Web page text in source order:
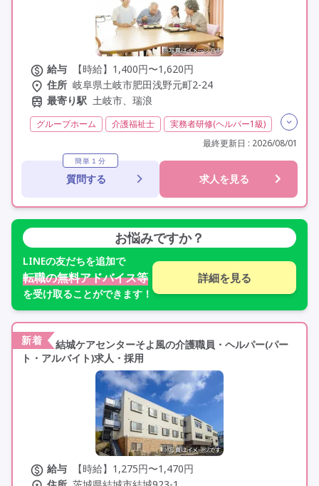
給与
【時給】1,400円〜1,620円
住所 岐阜県土岐市肥田浅野元町2-24
最寄り駅 土岐市、瑞浪
グループホーム 介護福祉士
実務者研修(ヘルパー1級)
非常勤
学歴不問
定年60歳以上
定年65歳以上 車通勤可
最終更新日 : 2026/08/01
簡単１分
質問する 求人を見る
お悩みですか？
LINEの友だちを追加で
転職の無料アドバイス等
を受け取ることができます！
詳細を見る
新着
結城ケアセンターそよ風の介護職員・ヘルパー(パー
ト・アルバイト)求人・採用
給与
【時給】1,275円〜1,470円